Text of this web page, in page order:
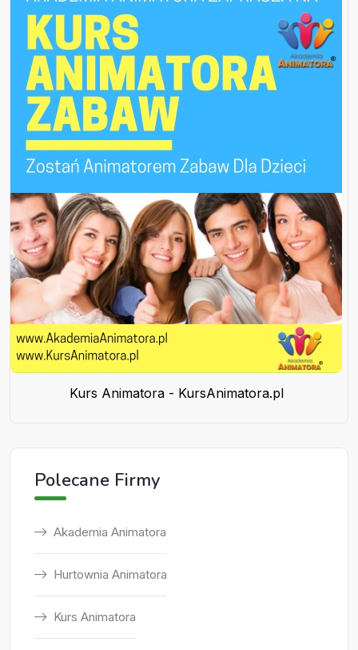
Kurs Animatora - KursAnimatora.pl
Polecane Firmy
Akademia Animatora
Hurtownia Animatora
Kurs Animatora